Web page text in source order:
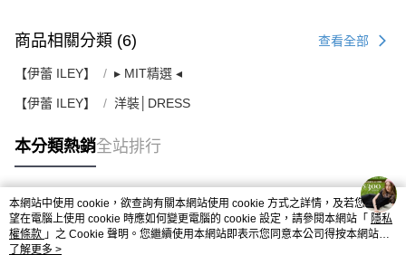
商品相關分類 (6) 查看全部
【伊蕾 ILEY】 ▸ MIT精選 ◂
【伊蕾 ILEY】 洋裝│DRESS
本分類熱銷全站排行
熱門標籤
本網站中使用 cookie，欲查詢有關本網站使用 cookie 方式之詳情，及若您不希
望在電腦上使用 cookie 時應如何變更電腦的 cookie 設定，請參閱本網站「 隱私
權條款 」之 Cookie 聲明。您繼續使用本網站即表示您同意本公司得按本網站使
用條款之 Cookie 聲明使用 cookie。
了解更多 >